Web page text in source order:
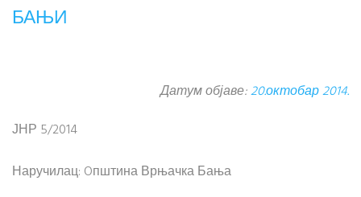
БАЊИ
Датум објаве:20.октобар 2014.
ЈНР 5/2014
Наручилац: Oпштина Врњачка Бања